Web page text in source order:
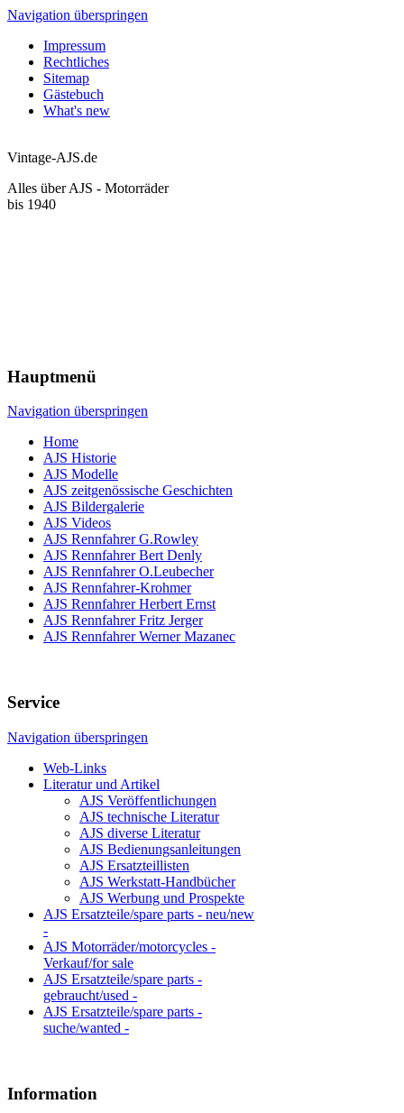
Navigation überspringen
Impressum
Rechtliches
Sitemap
Gästebuch
What's new
Vintage-AJS.de
Alles über AJS - Motorräder
bis 1940
Hauptmenü
Navigation überspringen
Home
AJS Historie
AJS Modelle
AJS zeitgenössische Geschichten
AJS Bildergalerie
AJS Videos
AJS Rennfahrer G.Rowley
AJS Rennfahrer Bert Denly
AJS Rennfahrer O.Leubecher
AJS Rennfahrer-Krohmer
AJS Rennfahrer Herbert Ernst
AJS Rennfahrer Fritz Jerger
AJS Rennfahrer Werner Mazanec
Service
Navigation überspringen
Web-Links
Literatur und Artikel
AJS Veröffentlichungen
AJS technische Literatur
AJS diverse Literatur
AJS Bedienungsanleitungen
AJS Ersatzteillisten
AJS Werkstatt-Handbücher
AJS Werbung und Prospekte
AJS Ersatzteile/spare parts - neu/new
-
AJS Motorräder/motorcycles -
Verkauf/for sale
AJS Ersatzteile/spare parts -
gebraucht/used -
AJS Ersatzteile/spare parts -
suche/wanted -
Information